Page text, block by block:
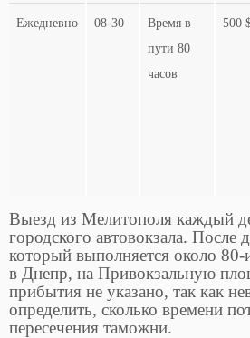
Ежедневно 08-30
Время в
пути 80
часов
500
Выезд из Мелитополя каждый
городского автовокзала. После
который выполняется около
в Днепр, на Привокзальную
прибытия не указано, так как
определить, сколько времени
пересечения таможни.